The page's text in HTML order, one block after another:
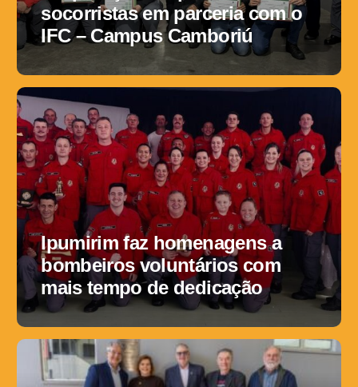
socorristas em parceria com o
IFC – Campus Camboriú
Ipumirim faz homenagens a
bombeiros voluntários com
mais tempo de dedicação